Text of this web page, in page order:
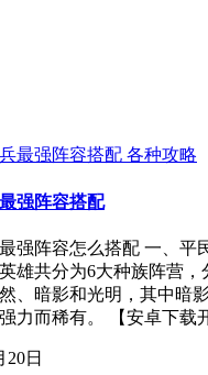
各种攻略
强阵容搭配
强阵容怎么搭配 一、平
雄共分为6大种族阵营，
、暗影和光明，其中暗
力而稀有。 【安卓下载
20日